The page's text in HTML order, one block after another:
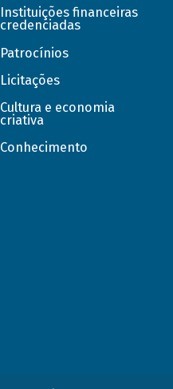
Instituições financeiras
credenciadas
Patrocínios
Licitações
Cultura e economia
criativa
Conhecimento